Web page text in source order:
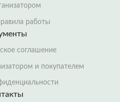
работы
соглашение
и покупателем